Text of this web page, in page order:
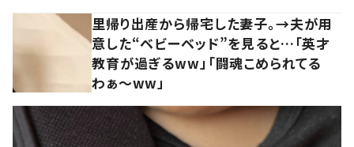
里帰り出産から帰宅した妻子。→夫が用
意した“ベビーベッド”を見ると…「英才
教育が過ぎるww」「闘魂こめられてる
わぁ～ww」